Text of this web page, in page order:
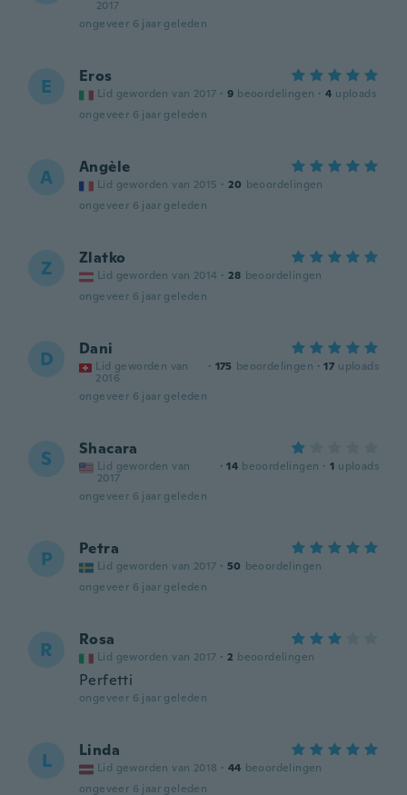
2017
ongeveer 6 jaar geleden
E Eros
Lid geworden van 2017 · 9 beoordelingen · 4 uploads
ongeveer 6 jaar geleden
A Angèle
Lid geworden van 2015 · 20 beoordelingen
ongeveer 6 jaar geleden
Z Zlatko
Lid geworden van 2014 · 28 beoordelingen
ongeveer 6 jaar geleden
D Dani
Lid geworden van
2016
· 175 beoordelingen · 17 uploads
ongeveer 6 jaar geleden
S Shacara
Lid geworden van
2017
· 14 beoordelingen · 1 uploads
ongeveer 6 jaar geleden
P Petra
Lid geworden van 2017 · 50 beoordelingen
ongeveer 6 jaar geleden
R Rosa
Lid geworden van 2017 · 2 beoordelingen
Perfetti
ongeveer 6 jaar geleden
L Linda
Lid geworden van 2018 · 44 beoordelingen
ongeveer 6 jaar geleden